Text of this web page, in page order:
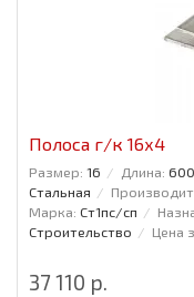
Полоса г/к 16x4
Размер: 16 Длина:
Стальная
Марка: Ст1пс/сп
Строительство
Цена
37 110 р.